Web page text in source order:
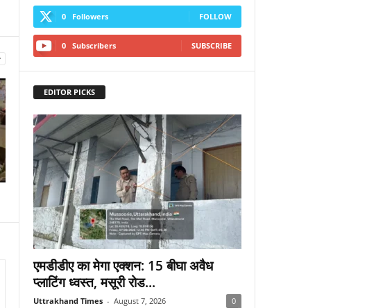
0 Followers FOLLOW
0 Subscribers SUBSCRIBE
EDITOR PICKS
एमडीडीए का मेगा एक्शन: 15 बीघा अवैध
प्लाटिंग ध्वस्त, मसूरी रोड...
Uttrakhand Times - August 7, 2026 0